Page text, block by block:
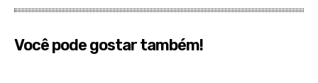
Você pode gostar também!